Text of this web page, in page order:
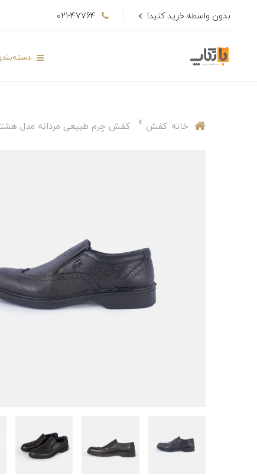
بدون واسطه خرید کنید! 021-47764
خانه کفش کفش چرم طبیعی مردانه مدل